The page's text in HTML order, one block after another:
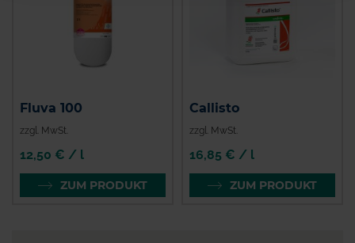
Fluva 100
zzgl. MwSt.
12,50 € / l
ZUM PRODUKT
Callisto
zzgl. MwSt.
16,85 € / l
ZUM PRODUKT